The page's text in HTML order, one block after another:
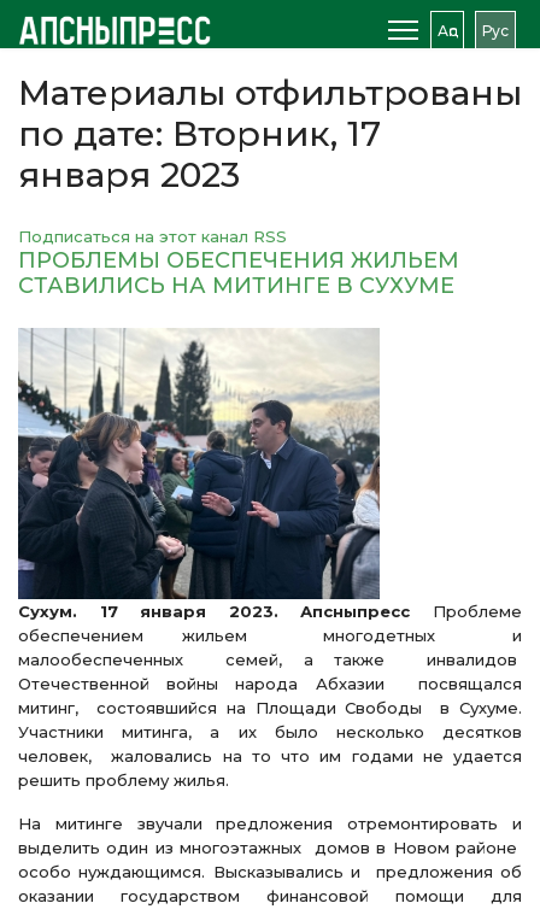
Аԥс Рус
Материалы отфильтрованы
по дате: Вторник, 17
января 2023
Подписаться на этот канал RSS
ПРОБЛЕМЫ ОБЕСПЕЧЕНИЯ ЖИЛЬЕМ
СТАВИЛИСЬ НА МИТИНГЕ В СУХУМЕ
Сухум. 17 января 2023. Апсныпресс Проблеме
обеспечением жильем многодетных и
малообеспеченных семей, а также инвалидов
Отечественной войны народа Абхазии посвящался
митинг, состоявшийся на Площади Свободы в Сухуме.
Участники митинга, а их было несколько десятков
человек, жаловались на то что им годами не удается
решить проблему жилья.
На митинге звучали предложения отремонтировать и
выделить один из многоэтажных домов в Новом районе
особо нуждающимся. Высказывались и предложения об
оказании государством финансовой помощи для